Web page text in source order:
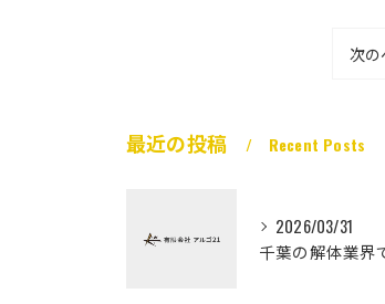
次の
最近の投稿 Recent Posts
2026/03/31